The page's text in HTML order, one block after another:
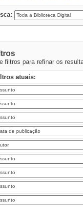
filtros para refinar os
atuais: